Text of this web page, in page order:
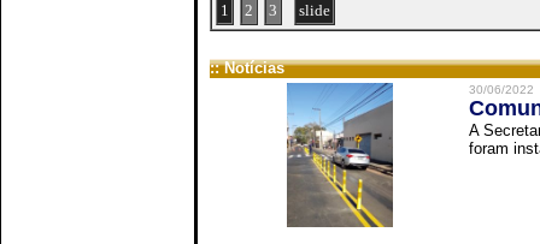
1 2 3 slide
:: Notícias
30/06/2022
A
foram